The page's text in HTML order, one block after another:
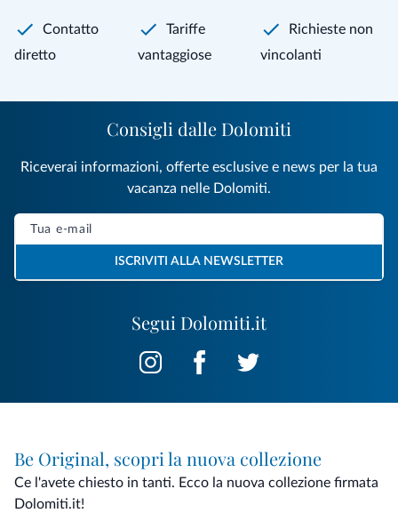
Contatto
diretto
Tariffe
vantaggiose
Richieste non
vincolanti
Segui Dolomiti.it
Consigli dalle Dolomiti
Riceverai informazioni, offerte esclusive e news per la tua
vacanza nelle Dolomiti.
ISCRIVITI ALLA NEWSLETTER
Be Original, scopri la nuova collezione
Ce l'avete chiesto in tanti. Ecco la nuova collezione firmata
Dolomiti.it!